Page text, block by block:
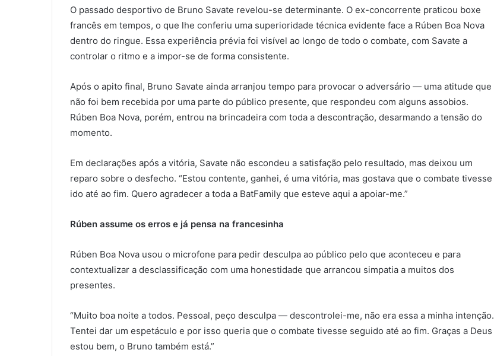
O passado desportivo de Bruno Savate revelou-se determinante. O ex-concorrente praticou boxe
francês em tempos, o que lhe conferiu uma superioridade técnica evidente face a Rúben Boa Nova
dentro do ringue. Essa experiência prévia foi visível ao longo de todo o combate, com Savate a
controlar o ritmo e a impor-se de forma consistente.
Após o apito final, Bruno Savate ainda arranjou tempo para provocar o adversário — uma atitude que
não foi bem recebida por uma parte do público presente, que respondeu com alguns assobios.
Rúben Boa Nova, porém, entrou na brincadeira com toda a descontração, desarmando a tensão do
momento.
Em declarações após a vitória, Savate não escondeu a satisfação pelo resultado, mas deixou um
reparo sobre o desfecho. “Estou contente, ganhei, é uma vitória, mas gostava que o combate tivesse
ido até ao fim. Quero agradecer a toda a BatFamily que esteve aqui a apoiar-me.”
Rúben assume os erros e já pensa na francesinha
Rúben Boa Nova usou o microfone para pedir desculpa ao público pelo que aconteceu e para
contextualizar a desclassificação com uma honestidade que arrancou simpatia a muitos dos
presentes.
“Muito boa noite a todos. Pessoal, peço desculpa — descontrolei-me, não era essa a minha intenção.
Tentei dar um espetáculo e por isso queria que o combate tivesse seguido até ao fim. Graças a Deus
estou bem, o Bruno também está.”